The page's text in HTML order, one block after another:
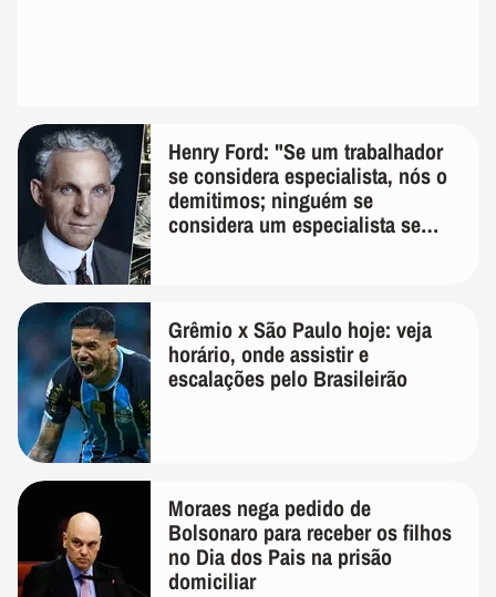
Henry Ford: "Se um trabalhador
se considera especialista, nós o
demitimos; ninguém se
considera um especialista se
Grêmio x São Paulo hoje: veja
horário, onde assistir e
escalações pelo Brasileirão
Moraes nega pedido de
Bolsonaro para receber os filhos
no Dia dos Pais na prisão
domiciliar